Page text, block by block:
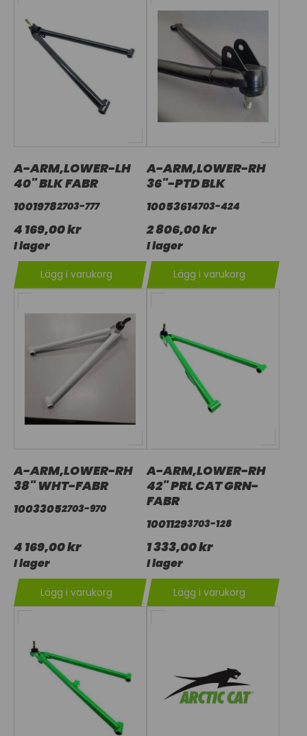
A-ARM,LOWER-LH
40" BLK FABR
10019782703-777
4 169,00 kr
I lager
Lägg i varukorg
A-ARM,LOWER-RH
36"-PTD BLK
10053614703-424
2 806,00 kr
I lager
Lägg i varukorg
A-ARM,LOWER-RH
38" WHT-FABR
10033052703-970
4 169,00 kr
I lager
Lägg i varukorg
A-ARM,LOWER-RH
42" PRL CAT GRN-
FABR
10011293703-128
1 333,00 kr
I lager
Lägg i varukorg